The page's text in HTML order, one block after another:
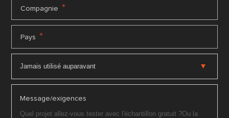
Compagnie *
Pays *
Message/exigences